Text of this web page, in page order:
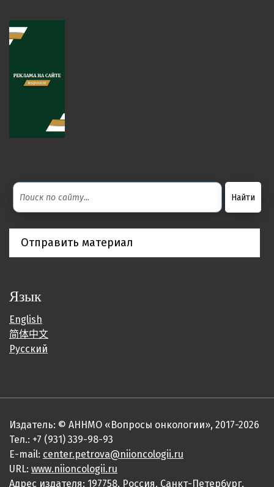
Отправить материал
Язык
English
简体中文
Русский
Издатель: © АННМО «Вопросы онкологии», 2017-2026
Тел.: +7 (931) 339-98-93
E-mail: center.petrova@niioncologii.ru
URL: www.niioncologii.ru
Адрес издателя: 197758, Россия, Санкт-Петербург,